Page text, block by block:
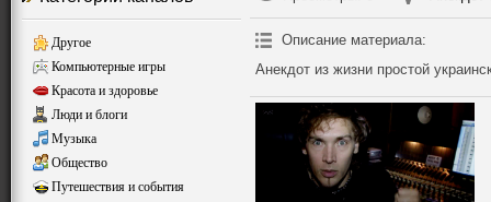
Другое
Компьютерные игры
Красота и здоровье
Люди и блоги
Музыка
Общество
Путешествия и события
Описание материала:
Анекдот из жизни простой